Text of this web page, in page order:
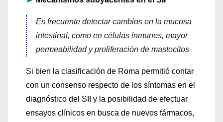
Es frecuente detectar cambios en la mucosa
intestinal, como en células inmunes, mayor
permeabilidad y proliferación de mastocitos
Si bien la clasificación de Roma permitió contar
con un consenso respecto de los síntomas en el
diagnóstico del SII y la posibilidad de efectuar
ensayos clínicos en busca de nuevos fármacos,